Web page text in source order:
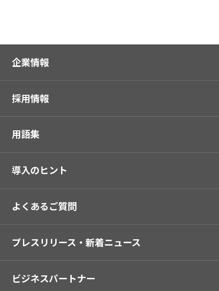
企業情報
採用情報
用語集
導入のヒント
よくあるご質問
プレスリリース・新着ニュース
ビジネスパートナー